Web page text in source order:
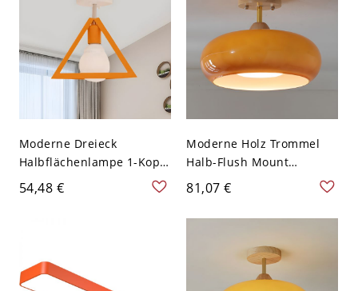
Moderne Dreieck
Halbflächenlampe 1-Kopf
Eisen Deckenleuchte in
Orange für Schlafzimmer
54,48 €
Moderne Holz Trommel
Halb-Flush Mount
Deckenleuchte mit
weißem Glasschirm, 10
bis 14 Zoll - Orange 110V-
81,07 €